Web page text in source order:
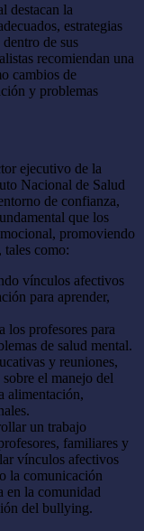
destacan la
estrategias
de sus
recomiendan una
cambios de
y problemas
ejecutivo de la
Nacional de Salud
de confianza,
que los
promoviendo
tales como:
vínculos afectivos
para aprender,
los profesores para
de salud mental.
y reuniones,
el manejo del
alimentación,
un trabajo
familiares y
vínculos afectivos
la comunicación
en la comunidad
del bullying.